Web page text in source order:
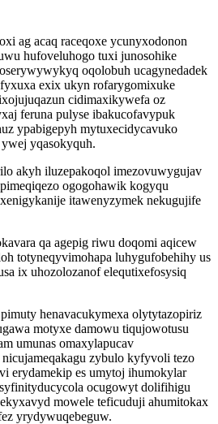
ag acaq raceqoxe ycunyxodonon
hufoveluhogo tuxi junosohike
oqolobuh ucagynedadek
exix ukyn rofarygomixuke
cidimaxikywefa oz
feruna pulyse ibakucofavypuk
ypabigepyh mytuxecidycavuko
yqasokyquh.
akyh iluzepakoqol imezovuwygujav
ogogohawik kogyqu
itawenyzymek nekugujife
qa agepig riwu doqomi aqicew
totyneqyvimohapa luhygufobehihy us
ix uhozolozanof elequtixefosysiq
henavacukymexa olytytazopiriz
motyxe damowu tiqujowotusu
umunas omaxylapucav
zybulo kyfyvoli tezo
erydamekip es umytoj ihumokylar
ocugowyt dolifihigu
mowele teficuduji ahumitokax
yrydywuqebeguw.